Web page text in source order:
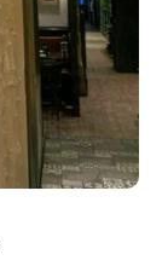
FR
TR
RU
FI
ZH